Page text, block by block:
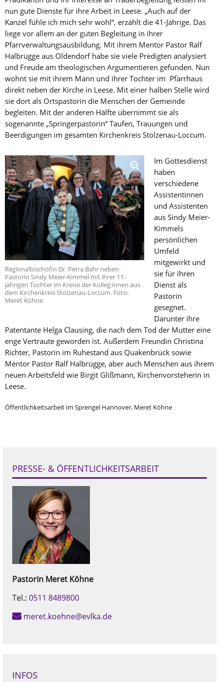
nun gute Dienste für ihre Arbeit in Leese. „Auch auf der
Kanzel fühle ich mich sehr wohl“, erzählt die 41-Jährige. Das
liege vor allem an der guten Begleitung in ihrer
Pfarrverwaltungsausbildung. Mit ihrem Mentor Pastor Ralf
Halbrügge aus Oldendorf habe sie viele Predigten analysiert
und Freude am theologischen Argumentieren gefunden. Nun
wohnt sie mit ihrem Mann und ihrer Tochter im Pfarrhaus
direkt neben der Kirche in Leese. Mit einer halben Stelle wird
sie dort als Ortspastorin die Menschen der Gemeinde
begleiten. Mit der anderen Hälfte übernimmt sie als
sogenannte „Springerpastorin“ Taufen, Trauungen und
Beerdigungen im gesamten Kirchenkreis Stolzenau-Loccum.
Regionalbischöfin Dr. Petra Bahr neben
Pastorin Sindy Meier-Kimmel mit ihrer 11-
jährigen Tochter im Kreise der Kolleg:innen aus
dem Kirchenkreis Stolzenau-Loccum. Foto:
Meret Köhne
Im Gottesdienst
haben
verschiedene
Assistentinnen
und Assistenten
aus Sindy Meier-
Kimmels
persönlichen
Umfeld
mitgewirkt und
sie für ihren
Dienst als
Pastorin
gesegnet.
Darunter ihre
Patentante Helga Clausing, die nach dem Tod der Mutter eine
enge Vertraute geworden ist. Außerdem Freundin Christina
Richter, Pastorin im Ruhestand aus Quakenbrück sowie
Mentor Pastor Ralf Halbrügge, aber auch Menschen aus ihrem
neuen Arbeitsfeld wie Birgit Glißmann, Kirchenvorsteherin in
Leese.
Öffentlichkeitsarbeit im Sprengel Hannover, Meret Köhne
PRESSE- & ÖFFENTLICHKEITSARBEIT
Pastorin Meret Köhne
Tel.: 0511 8489800
meret.koehne@evlka.de
INFOS